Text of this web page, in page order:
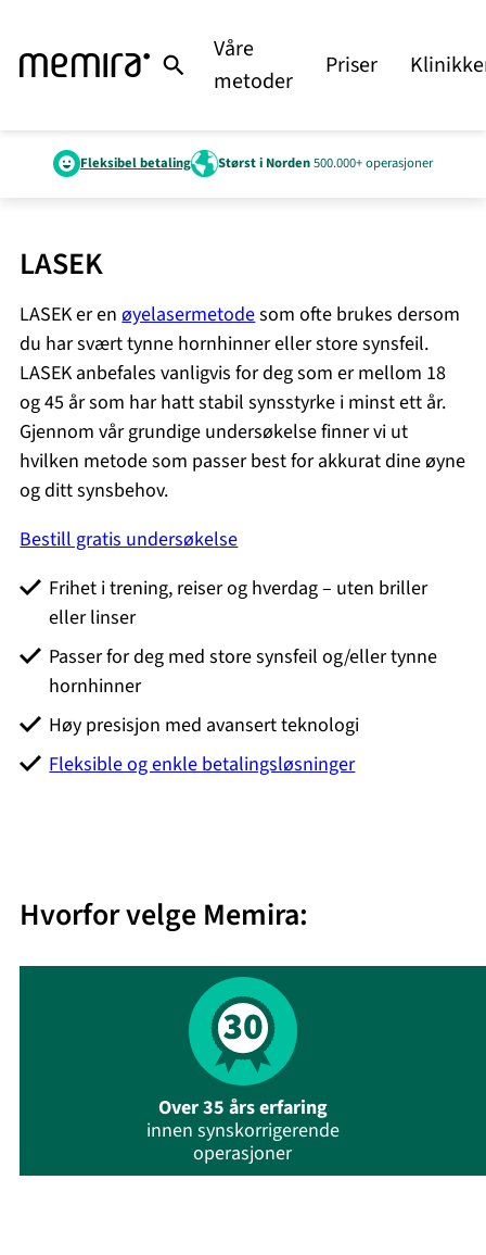
innhold
Våre
metoder
Priser
Fleksibel betaling Størst i Norden500.000+ operasjoner
LASEK
LASEK er enøyelaser­metodesom ofte brukes dersom
du har svært tynne hornhinner eller store synsfeil.
LASEK anbefales vanligvis for deg som er mellom 18
og 45 år som har hatt stabil synsstyrke i minst ett år.
Gjennom vår grundige undersøkelse finner vi ut
hvilken metode som passer best for akkurat dine øyne
og ditt synsbehov.
Bestill gratis undersøkelse
Frihet i trening, reiser og hverdag – uten briller
eller linser
Passer for deg med store synsfeil og/eller tynne
hornhinner
Høy presisjon med avansert teknologi
Fleksible og enkle betalingsløsninger
Hvorfor velge Memira:
Over 35 års erfaring
innen synskorrigerende
operasjoner